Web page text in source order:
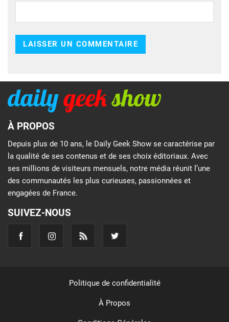
À PROPOS
Depuis plus de 10 ans, le Daily Geek Show se caractérise par
la qualité de ses contenus et de ses choix éditoriaux. Avec
ses millions de visiteurs mensuels, notre média réunit l’une
des communautés les plus curieuses, passionnées et
engagées de France.
SUIVEZ-NOUS
Politique de confidentialité
À Propos